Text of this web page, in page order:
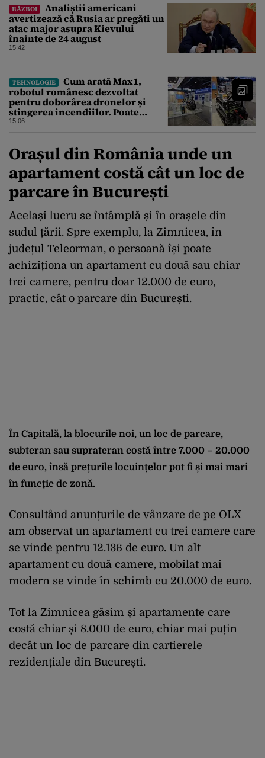
RĂZBOI
Analiștii americani
avertizează că Rusia ar pregăti un
atac major asupra Kievului
înainte de 24 august
15:42
TEHNOLOGIE
Cum arată Max1,
robotul românesc dezvoltat
pentru doborârea dronelor și
stingerea incendiilor. Poate
transporta încărcături de până la
15:06
Orașul din România unde un
apartament costă cât un loc de
parcare în București
Același lucru se întâmplă și în orașele din
sudul țării. Spre exemplu, la Zimnicea, în
județul Teleorman, o persoană își poate
achiziționa un apartament cu două sau chiar
trei camere, pentru doar 12.000 de euro,
practic, cât o parcare din București.
În Capitală, la blocurile noi, un loc de parcare,
subteran sau suprateran costă între 7.000 – 20.000
de euro, însă prețurile locuințelor pot fi și mai mari
în funcție de zonă.
Consultând anunțurile de vânzare de pe OLX
am observat un apartament cu trei camere care
se vinde pentru 12.136 de euro. Un alt
apartament cu două camere, mobilat mai
modern se vinde în schimb cu 20.000 de euro.
Tot la Zimnicea găsim și apartamente care
costă chiar și 8.000 de euro, chiar mai puțin
decât un loc de parcare din cartierele
rezidențiale din București.